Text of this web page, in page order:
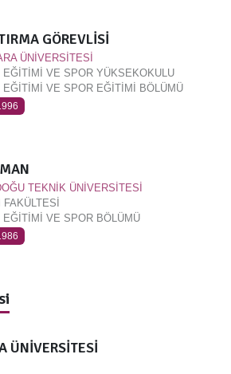
GÖREVLİSİ
ÜNİVERSİTESİ
EĞİTİMİ VE SPOR YÜKSEKOKULU
EĞİTİMİ VE SPOR EĞİTİMİ BÖLÜMÜ
TEKNİK ÜNİVERSİTESİ
EĞİTİMİ VE SPOR BÖLÜMÜ
ÜNİVERSİTESİ